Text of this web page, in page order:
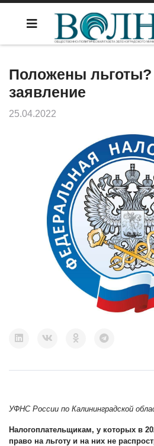
Положены льготы?
заявление
25.04.2022
УФНС России по Калининградской
Налогоплательщикам, у которых в
право на льготу и на них не